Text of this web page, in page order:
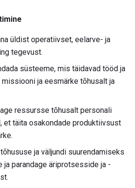
üldist operatiivset, eelarve- ja
tegevust.
süsteeme, mis täidavad tööd ja
ja eesmärke tõhusalt ja
ressursse tõhusalt personali
et täita osakondade produktiivsust
ja väljundi suurendamiseks
ja parandage äriprotsesside ja -